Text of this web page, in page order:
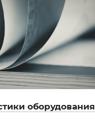
оборудования